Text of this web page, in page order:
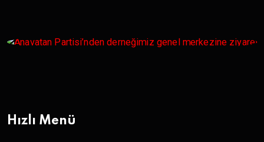
Hızlı Menü